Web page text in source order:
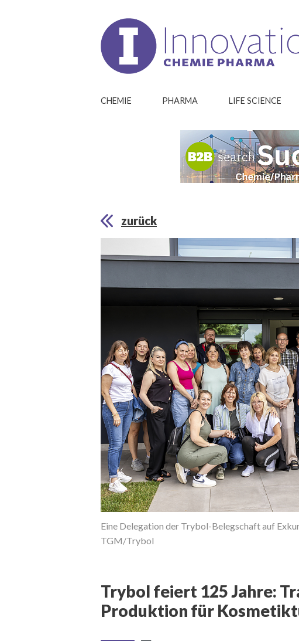
CHEMIE PHARMA LIFE SCIENCE
zurück
Eine Delegation der Trybol-Belegschaft auf
TGM/Trybol
Trybol feiert 125 Jahre:
Produktion für